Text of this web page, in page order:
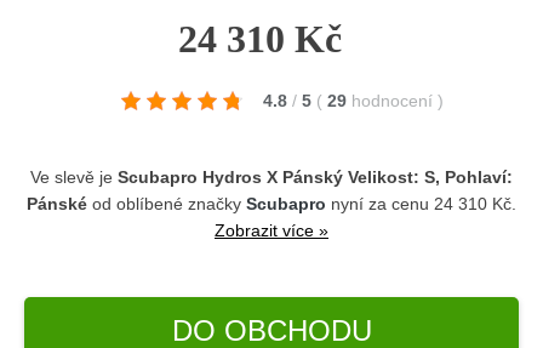
24 310 Kč
4.8 / 5 ( 29 hodnocení )
Ve slevě je Scubapro Hydros X Pánský Velikost: S, Pohlaví:
Pánské od oblíbené značky Scubapro nyní za cenu 24 310 Kč.
Zobrazit více »
DO OBCHODU